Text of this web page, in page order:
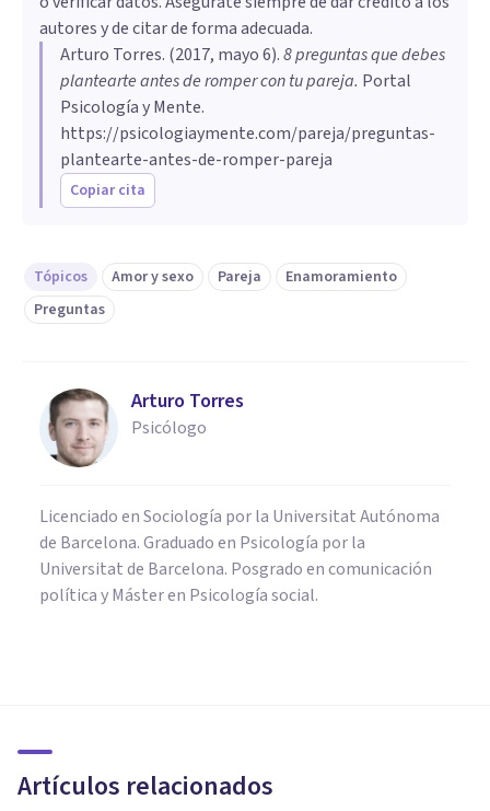
autores y de citar de forma adecuada.
Arturo Torres. (2017, mayo 6).8 preguntas que debes
plantearte antes de romper con tu pareja. Portal
Psicología y Mente.
https://psicologiaymente.com/pareja/preguntas-
plantearte-antes-de-romper-pareja
Copiar cita
Tópicos Amor y sexo Pareja
Enamoramiento
Preguntas
Arturo Torres
Psicólogo
Licenciado en Sociología por la Universitat Autónoma
de Barcelona. Graduado en Psicología por la
Universitat de Barcelona. Posgrado en comunicación
política y Máster en Psicología social.
Artículos relacionados
relaciones